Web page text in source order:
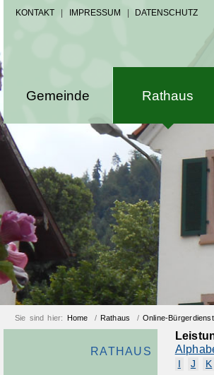
KONTAKT IMPRESSUM DATENSCHUTZ
Gemeinde Rathaus
Sie sind hier: Home / Rathaus / Online-
RATHAUS
J K